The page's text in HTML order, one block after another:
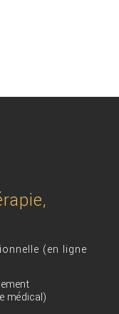
(en ligne
médical)